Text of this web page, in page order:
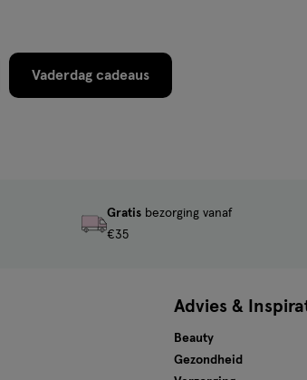
Vaderdag cadeaus
Gratisbezorging vanaf
€35
Advies &
Beauty
Gezondheid